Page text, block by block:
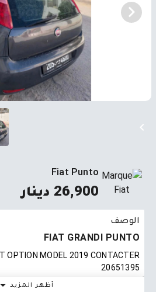
Fiat Punto
26,900 دينار
الوصف
FIAT GRANDI PUNTO
OPTION MODEL 2019 CONTACTER
20651395
أظهر المزيد